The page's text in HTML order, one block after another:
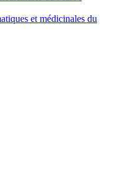
et médicinales du